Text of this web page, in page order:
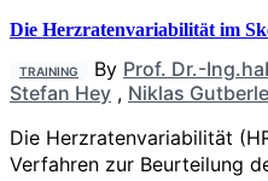
Die Herzratenvariabilität im
TRAINING By Prof. Dr.-
Stefan Hey , Niklas
Die Herzratenvariabilität
Verfahren zur Beurteilung